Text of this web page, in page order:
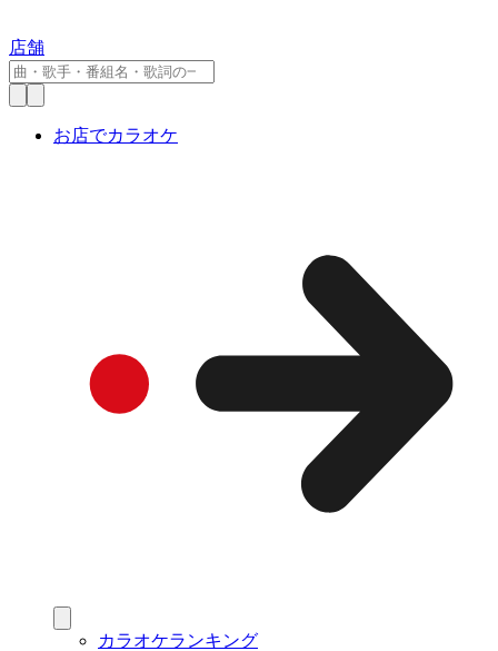
店舗
お店でカラオケ
カラオケランキング